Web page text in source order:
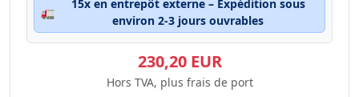
🚛
15x en entrepôt externe – Expédition sous
environ 2-3 jours ouvrables
230,20 EUR
Hors TVA, plus frais de port